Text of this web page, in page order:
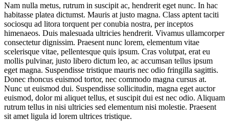
Nam nulla metus, rutrum in suscipit ac, hendrerit eget nunc. In hac
habitasse platea dictumst. Mauris at justo magna. Class aptent taciti
sociosqu ad litora torquent per conubia nostra, per inceptos
himenaeos. Duis malesuada ultricies hendrerit. Vivamus ullamcorper
consectetur dignissim. Praesent nunc lorem, elementum vitae
scelerisque vitae, pellentesque quis ipsum. Cras volutpat, erat eu
mollis pulvinar, justo libero dictum leo, ac accumsan tellus ipsum
eget magna. Suspendisse tristique mauris nec odio fringilla sagittis.
Donec rhoncus euismod tortor, nec commodo magna cursus at.
Nunc ut euismod dui. Suspendisse sollicitudin, magna eget auctor
euismod, dolor mi aliquet tellus, et suscipit dui est nec odio. Aliquam
rutrum tellus in nisi ultricies sed elementum nisi molestie. Praesent
sit amet ligula id lorem ultrices tristique.